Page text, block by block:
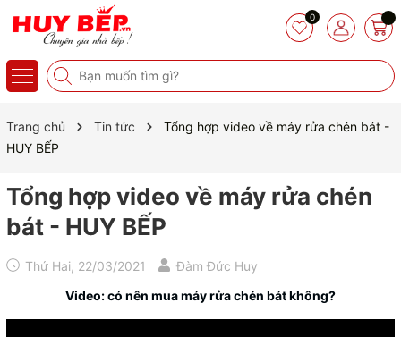
0
Trang chủ Tin tức
Tổng hợp video về máy rửa chén bát -
HUY BẾP
Tổng hợp video về máy rửa chén
bát - HUY BẾP
Thứ Hai, 22/03/2021
Đàm Đức Huy
Video: có nên mua máy rửa chén bát không?